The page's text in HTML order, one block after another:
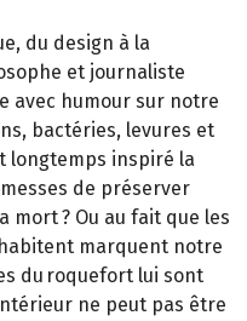
du design à la
et journaliste
avec humour sur notre
bactéries, levures et
longtemps inspiré la
de préserver
? Ou au fait que les
marquent notre
du roquefort lui sont
ne peut pas être